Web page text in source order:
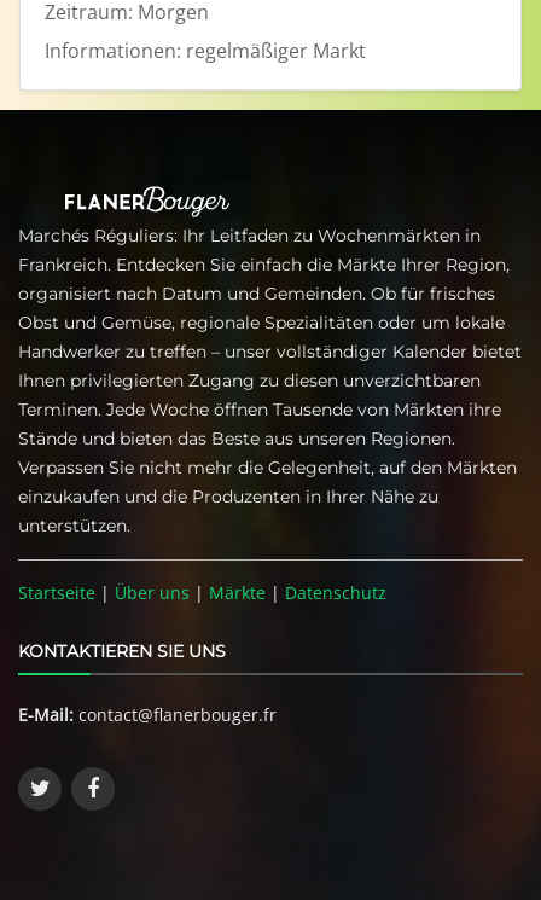
Zeitraum: Morgen
Informationen: regelmäßiger Markt
Marchés Réguliers: Ihr Leitfaden zu Wochenmärkten in
Frankreich. Entdecken Sie einfach die Märkte Ihrer Region,
organisiert nach Datum und Gemeinden. Ob für frisches
Obst und Gemüse, regionale Spezialitäten oder um lokale
Handwerker zu treffen – unser vollständiger Kalender bietet
Ihnen privilegierten Zugang zu diesen unverzichtbaren
Terminen. Jede Woche öffnen Tausende von Märkten ihre
Stände und bieten das Beste aus unseren Regionen.
Verpassen Sie nicht mehr die Gelegenheit, auf den Märkten
einzukaufen und die Produzenten in Ihrer Nähe zu
unterstützen.
Startseite | Über uns | Märkte | Datenschutz
KONTAKTIEREN SIE UNS
E-Mail: contact@flanerbouger.fr